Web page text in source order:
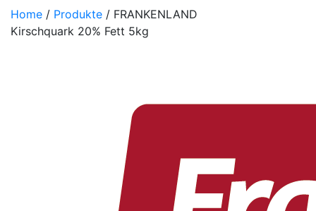
Home / Produkte / FRANKENLAND
Kirschquark 20% Fett 5kg